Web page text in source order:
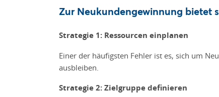
Zur Neukundengewinnung bietet
Strategie 1: Ressourcen einplanen
Einer der häufigsten Fehler ist es, sich um
ausbleiben.
Strategie 2: Zielgruppe definieren